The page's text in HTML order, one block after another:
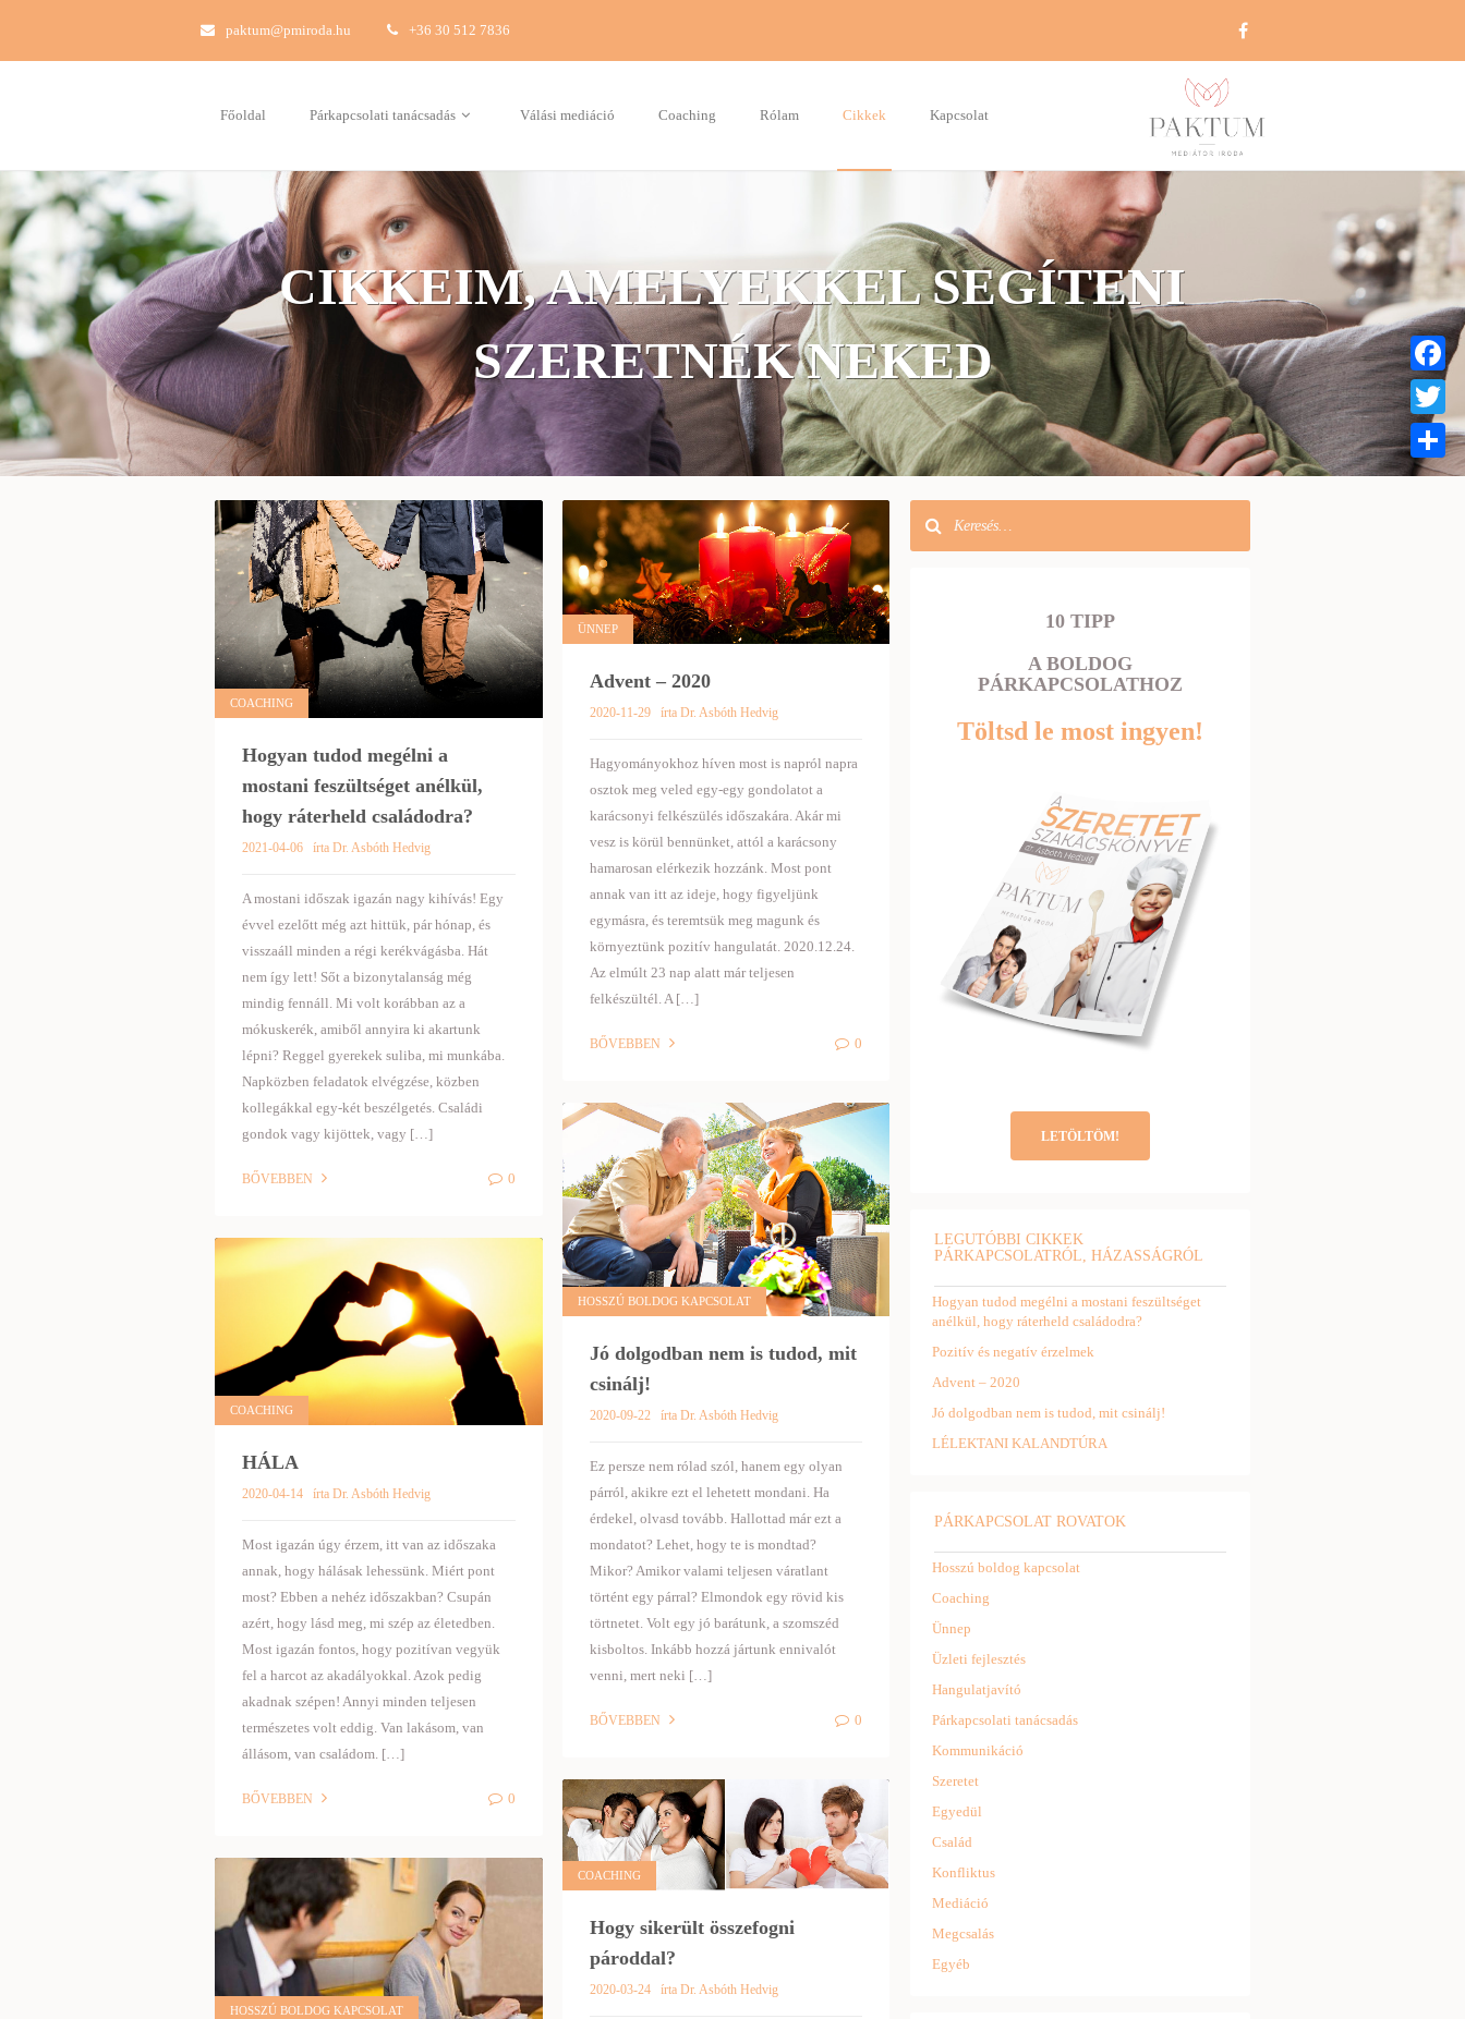
paktum@pmiroda.hu +36 30 512 7836
Főoldal Párkapcsolati tanácsadás Válási mediáció Coaching Rólam Cikkek Kapcsolat
CIKKEIM, AMELYEKKEL SEGÍTENI
SZERETNÉK NEKED
COACHING
Hogyan tudod megélni a
mostani feszültséget anélkül,
hogy ráterheld családodra?
2021-04-06 írta Dr. Asbóth Hedvig
A mostani időszak igazán nagy kihívás! Egy
évvel ezelőtt még azt hittük, pár hónap, és
visszaáll minden a régi kerékvágásba. Hát
nem így lett! Sőt a bizonytalanság még
mindig fennáll. Mi volt korábban az a
mókuskerék, amiből annyira ki akartunk
lépni? Reggel gyerekek suliba, mi munkába.
Napközben feladatok elvégzése, közben
kollegákkal egy-két beszélgetés. Családi
gondok vagy kijöttek, vagy […]
BŐVEBBEN 0
ÜNNEP
Advent – 2020
2020-11-29 írta Dr. Asbóth Hedvig
Hagyományokhoz híven most is napról napra
osztok meg veled egy-egy gondolatot a
karácsonyi felkészülés időszakára. Akár mi
vesz is körül bennünket, attól a karácsony
hamarosan elérkezik hozzánk. Most pont
annak van itt az ideje, hogy figyeljünk
egymásra, és teremtsük meg magunk és
környeztünk pozitív hangulatát. 2020.12.24.
Az elmúlt 23 nap alatt már teljesen
felkészültél. A […]
BŐVEBBEN 0
HOSSZÚ BOLDOG KAPCSOLAT
Jó dolgodban nem is tudod, mit
csinálj!
2020-09-22 írta Dr. Asbóth Hedvig
Ez persze nem rólad szól, hanem egy olyan
párról, akikre ezt el lehetett mondani. Ha
érdekel, olvasd tovább. Hallottad már ezt a
mondatot? Lehet, hogy te is mondtad?
Mikor? Amikor valami teljesen váratlant
történt egy párral? Elmondok egy rövid kis
törtnetet. Volt egy jó barátunk, a szomszéd
kisboltos. Inkább hozzá jártunk ennivalót
venni, mert neki […]
BŐVEBBEN 0
COACHING
HÁLA
2020-04-14 írta Dr. Asbóth Hedvig
Most igazán úgy érzem, itt van az időszaka
annak, hogy hálásak lehessünk. Miért pont
most? Ebben a nehéz időszakban? Csupán
azért, hogy lásd meg, mi szép az életedben.
Most igazán fontos, hogy pozitívan vegyük
fel a harcot az akadályokkal. Azok pedig
akadnak szépen! Annyi minden teljesen
természetes volt eddig. Van lakásom, van
állásom, van családom. […]
BŐVEBBEN 0
COACHING
Hogy sikerült összefogni
pároddal?
2020-03-24 írta Dr. Asbóth Hedvig
HOSSZÚ BOLDOG KAPCSOLAT
10 TIPP
A BOLDOG
PÁRKAPCSOLATHOZ
Töltsd le most ingyen!
LETÖLTÖM!
LEGUTÓBBI CIKKEK
PÁRKAPCSOLATRÓL, HÁZASSÁGRÓL
Hogyan tudod megélni a mostani feszültséget
anélkül, hogy ráterheld családodra?
Pozitív és negatív érzelmek
Advent – 2020
Jó dolgodban nem is tudod, mit csinálj!
LÉLEKTANI KALANDTÚRA
PÁRKAPCSOLAT ROVATOK
Hosszú boldog kapcsolat
Coaching
Ünnep
Üzleti fejlesztés
Hangulatjavító
Párkapcsolati tanácsadás
Kommunikáció
Szeretet
Egyedül
Család
Konfliktus
Mediáció
Megcsalás
Egyéb
Twitter
Share